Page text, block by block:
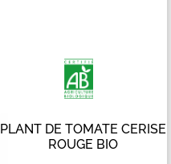
PLANT DE TOMATE CERISE
ROUGE BIO